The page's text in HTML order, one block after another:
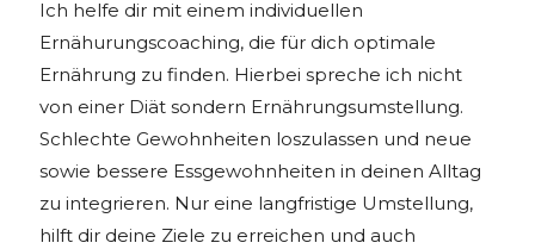
Ich helfe dir mit einem individuellen
Ernähurungscoaching, die für dich optimale
Ernährung zu finden. Hierbei spreche ich nicht
von einer Diät sondern Ernährungsumstellung.
Schlechte Gewohnheiten loszulassen und neue
sowie bessere Essgewohnheiten in deinen Alltag
zu integrieren. Nur eine langfristige Umstellung,
hilft dir deine Ziele zu erreichen und auch